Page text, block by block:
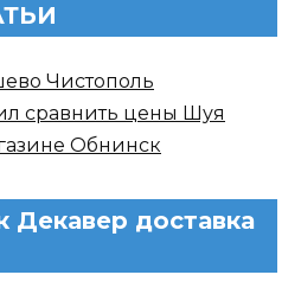
Чистополь
сравнить цены Шуя
Обнинск
Декавер доставка